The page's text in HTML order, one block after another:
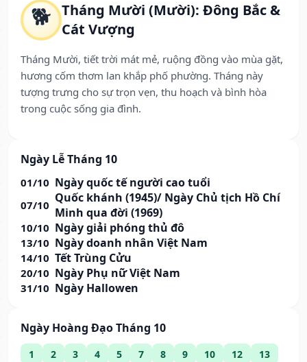
🐕 Tháng Mười (Mười): Đông Bắc &
Cát Vượng
Tháng Mười, tiết trời mát mẻ, ruộng đồng vào mùa gặt,
hương cốm thơm lan khắp phố phường. Tháng này
tượng trưng cho sự trọn vẹn, thu hoạch và bình hòa
trong cuộc sống gia đình.
Ngày Lễ Tháng 10
01/10 Ngày quốc tế người cao tuổi
07/10 Quốc khánh (1945)/ Ngày Chủ tịch Hồ Chí
Minh qua đời (1969)
10/10 Ngày giải phóng thủ đô
13/10 Ngày doanh nhân Việt Nam
14/10 Tết Trùng Cửu
20/10 Ngày Phụ nữ Việt Nam
31/10 Ngày Hallowen
Ngày Hoàng Đạo Tháng 10
1 2 3 4 5 7 8 9 10 12
13